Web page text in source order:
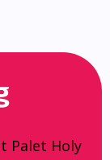
Palet Holy